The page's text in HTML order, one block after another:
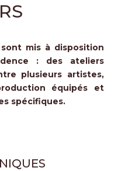
mis à disposition
: des ateliers
plusieurs artistes,
équipés et
spécifiques.